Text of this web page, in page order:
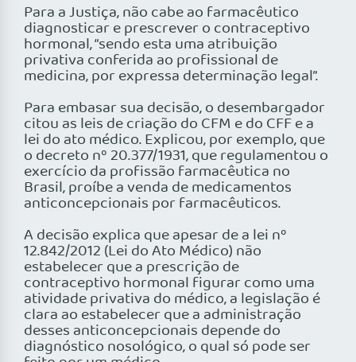
Para a Justiça, não cabe ao farmacêutico
diagnosticar e prescrever o contraceptivo
hormonal, “sendo esta uma atribuição
privativa conferida ao profissional de
medicina, por expressa determinação legal”.
Para embasar sua decisão, o desembargador
citou as leis de criação do CFM e do CFF e a
lei do ato médico. Explicou, por exemplo, que
o decreto nº 20.377/1931, que regulamentou o
exercício da profissão farmacêutica no
Brasil, proíbe a venda de medicamentos
anticoncepcionais por farmacêuticos.
A decisão explica que apesar de a lei nº
12.842/2012 (Lei do Ato Médico) não
estabelecer que a prescrição de
contraceptivo hormonal figurar como uma
atividade privativa do médico, a legislação é
clara ao estabelecer que a administração
desses anticoncepcionais depende do
diagnóstico nosológico, o qual só pode ser